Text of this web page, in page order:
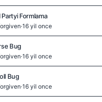
Partyi Formlama
·16 yil once
Bug
·16 yil once
Bug
·16 yil once